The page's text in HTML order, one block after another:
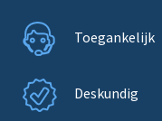
Toegankelijk
Deskundig